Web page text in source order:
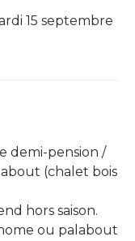
15 septembre
demi-pension /
(chalet bois
hors saison.
ou palabout